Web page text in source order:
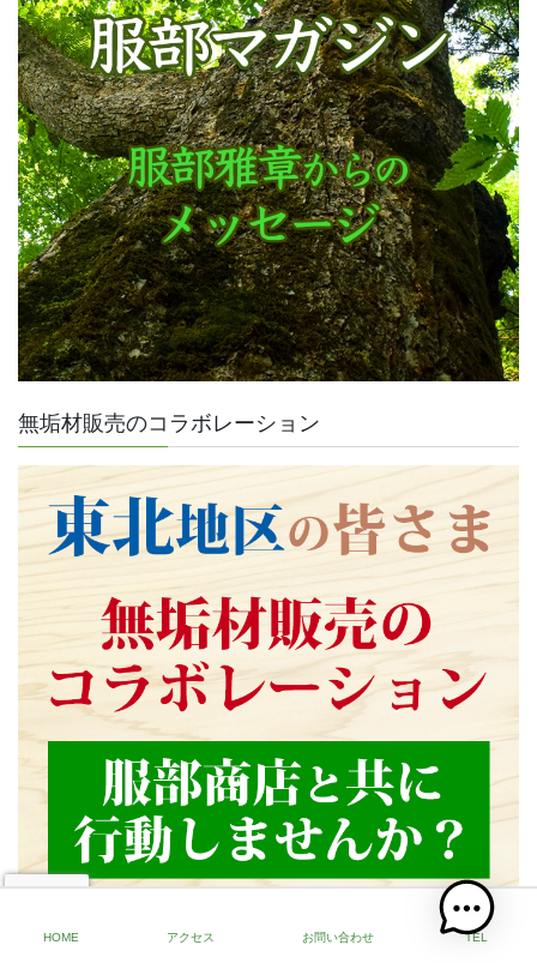
無垢材販売のコラボレーション
HOME アクセス お問い合わせ TEL